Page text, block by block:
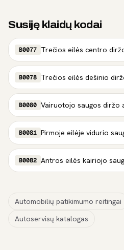
Susiję klaidų kodai
B0077 Trečios eilės centro
B0078 Trečios eilės dešinio
B0080 Vairuotojo saugos diržo
B0081 Pirmoje eilėje vidurio
B0082 Antros eilės kairiojo
Automobilių patikimumo reitingai
Autoservisų katalogas